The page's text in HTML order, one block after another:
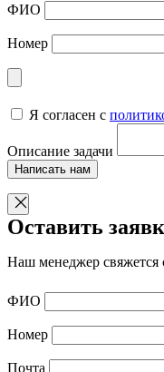
ФИО
Номер
Я согласен с
Описание задачи
Написать нам
Оставить
Наш менеджер
ФИО
Номер
Почта